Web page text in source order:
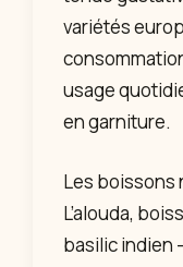
variétés
usage
en garniture.
Les boissons
L’alouda,
basilic indien